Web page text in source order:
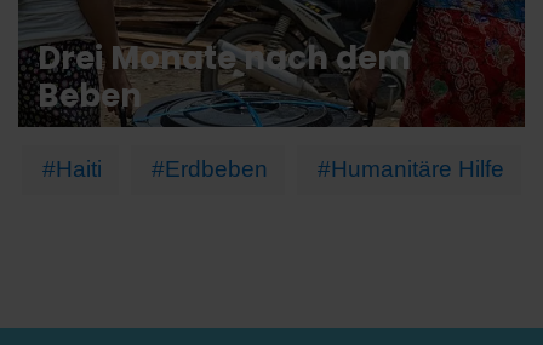
Drei Monate nach dem
Beben
#Haiti #Erdbeben #Humanitäre Hilfe